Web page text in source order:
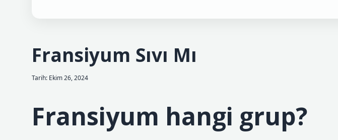
Fransiyum Sıvı Mı
Tarih: Ekim 26, 2024
Fransiyum hangi grup?